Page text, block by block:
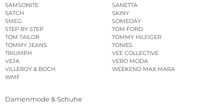
SAMSONITE
SANETTA
SATCH
SKINY
SMEG
SOMEDAY
STEP BY STEP
TOM FORD
TOM TAILOR
TOMMY HILFIGER
TOMMY JEANS
TONIES
TRIUMPH
VEE COLLECTIVE
VEJA
VERO MODA
VILLEROY & BOCH
WEEKEND MAX MARA
WMF
Damenmode & Schuhe